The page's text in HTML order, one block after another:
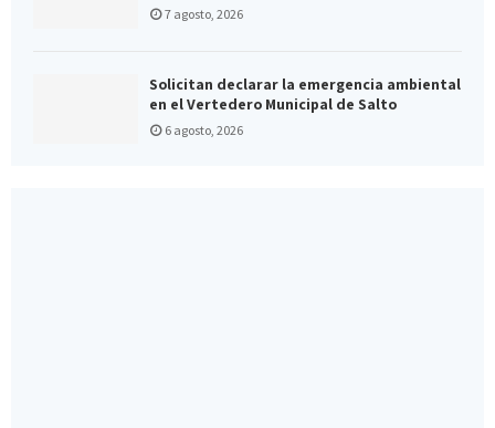
7 agosto, 2026
Solicitan declarar la emergencia ambiental
en el Vertedero Municipal de Salto
6 agosto, 2026